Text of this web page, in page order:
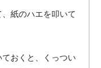
紙のハエを叩いて
おくと、くっつい